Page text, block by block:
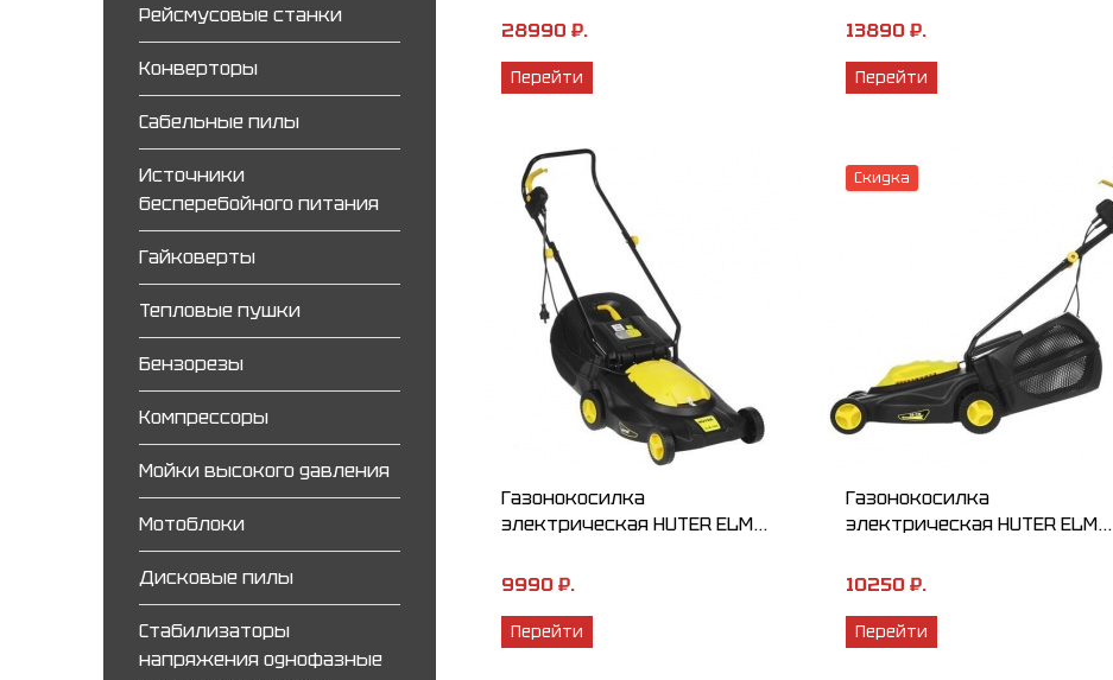
Рейсмусовые станки
Конверторы
Сабельные пилы
Источники
бесперебойного питания
Гайковерты
Тепловые пушки
Бензорезы
Компрессоры
Мойки высокого давления
Мотоблоки
Дисковые пилы
Стабилизаторы
напряжения однофазные
28990 ₽.
Перейти
13890 ₽.
Перейти
Газонокосилка
электрическая HUTER ELM...
9990 ₽.
Перейти
Скидка
Газонокосилка
электрическая HUTER ELM...
10250 ₽.
Перейти